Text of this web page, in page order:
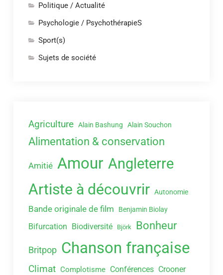
Politique / Actualité
Psychologie / PsychothérapieS
Sport(s)
Sujets de société
Agriculture Alain Bashung Alain Souchon
Alimentation & conservation
Amitié Amour Angleterre
Artiste à découvrir Autonomie
Bande originale de film Benjamin Biolay
Bifurcation Biodiversité Björk Bonheur
Britpop Chanson française
Climat Complotisme Conférences Crooner